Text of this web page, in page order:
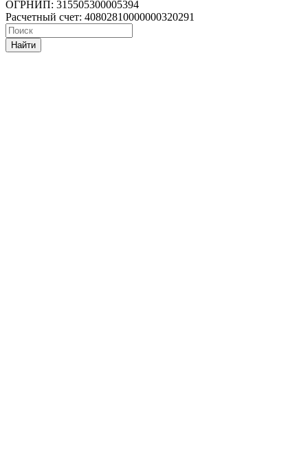
ОГРНИП: 315505300005394
Расчетный счет: 40802810000000320291
Найти